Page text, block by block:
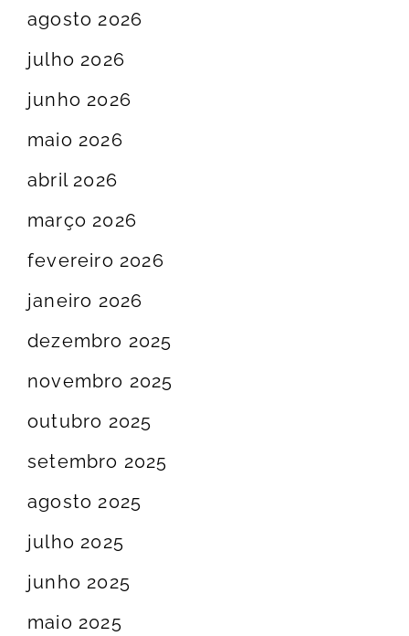
agosto 2026
julho 2026
junho 2026
maio 2026
abril 2026
março 2026
fevereiro 2026
janeiro 2026
dezembro 2025
novembro 2025
outubro 2025
setembro 2025
agosto 2025
julho 2025
junho 2025
maio 2025